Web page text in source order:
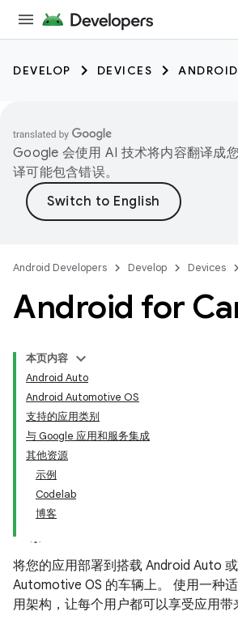
DEVELOP DEVICES
Google 会使用 AI 技术将内容翻译成
译可能包含错误。
Android Developers Develop Devices
Android for
本页内容
Android Auto
Android Automotive OS
支持的应用类别
与 Google 应用和服务集成
其他资源
示例
Codelab
博客
将您的应用部署到搭载 Android Auto
Automotive OS 的车辆上。 使用一种
用架构，让每个用户都可以享受应用带